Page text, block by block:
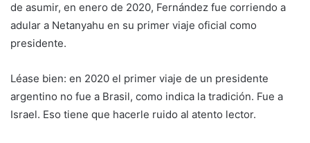
de asumir, en enero de 2020, Fernández fue corriendo a
adular a Netanyahu en su primer viaje oficial como
presidente.
Léase bien: en 2020 el primer viaje de un presidente
argentino no fue a Brasil, como indica la tradición. Fue a
Israel. Eso tiene que hacerle ruido al atento lector.